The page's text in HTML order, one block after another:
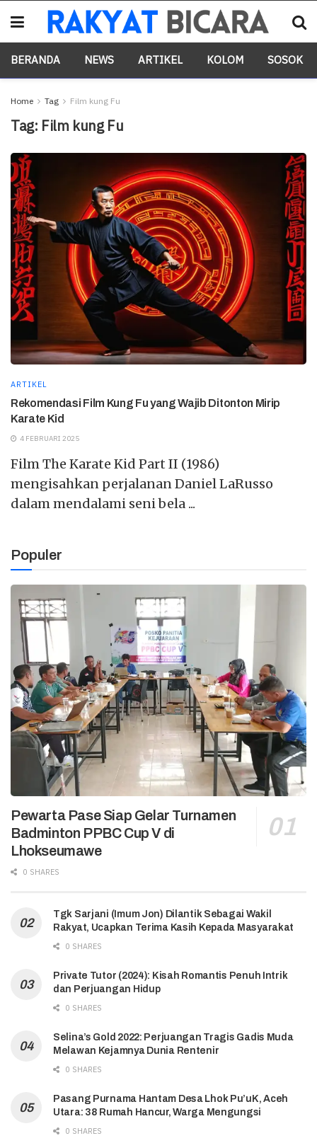
BERANDA NEWS ARTIKEL KOLOM SOSOK
Home Tag Film kung Fu
Tag: Film kung Fu
ARTIKEL
Rekomendasi Film Kung Fu yang Wajib Ditonton Mirip
Karate Kid
4 FEBRUARI 2025
Film The Karate Kid Part II (1986)
mengisahkan perjalanan Daniel LaRusso
dalam mendalami seni bela ...
Populer
Pewarta Pase Siap Gelar Turnamen
Badminton PPBC Cup V di
Lhokseumawe
0 SHARES
Tgk Sarjani (Imum Jon) Dilantik Sebagai Wakil
Rakyat, Ucapkan Terima Kasih Kepada Masyarakat
0 SHARES
Private Tutor (2024): Kisah Romantis Penuh Intrik
dan Perjuangan Hidup
0 SHARES
Selina’s Gold 2022: Perjuangan Tragis Gadis Muda
Melawan Kejamnya Dunia Rentenir
0 SHARES
Pasang Purnama Hantam Desa Lhok Pu’uK, Aceh
Utara: 38 Rumah Hancur, Warga Mengungsi
0 SHARES